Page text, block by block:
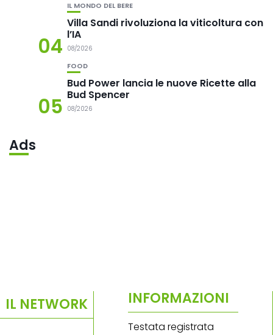
04
IL MONDO DEL BERE
Villa Sandi rivoluziona la viticoltura con
l’IA
08/2026
05
FOOD
Bud Power lancia le nuove Ricette alla
Bud Spencer
08/2026
Ads
IL NETWORK INFORMAZIONI
Testata registrata